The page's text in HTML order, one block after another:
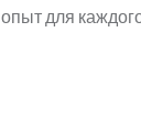
для